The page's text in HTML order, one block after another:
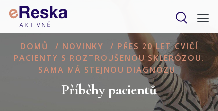
DOMŮ / NOVINKY / PŘES 20 LET CVIČÍ
PACIENTY S ROZTROUŠENOU SKLERÓZOU.
SAMA MÁ STEJNOU DIAGNÓZU
Příběhy pacientů